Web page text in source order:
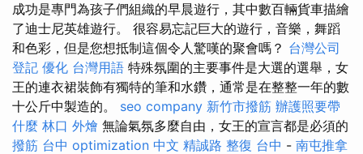
成功是專門為孩子們組織的早晨遊行，其中數百輛貨車描繪
了迪士尼英雄遊行。 很容易忘記巨大的遊行，音樂，舞蹈
和色彩，但是您想抵制這個令人驚嘆的聚會嗎？ 台灣公司
登記 優化 台灣用語 特殊氛圍的主要事件是大選的選舉，女
王的連衣裙裝飾有獨特的筆和水鑽，通常是在整整一年的數
十公斤中製造的。 seo company 新竹市撥筋 辦護照要帶
什麼 林口 外燴 無論氣氛多麼自由，女王的宣言都是必須的
撥筋 台中 optimization 中文 精誠路 整復 台中 - 南屯推拿